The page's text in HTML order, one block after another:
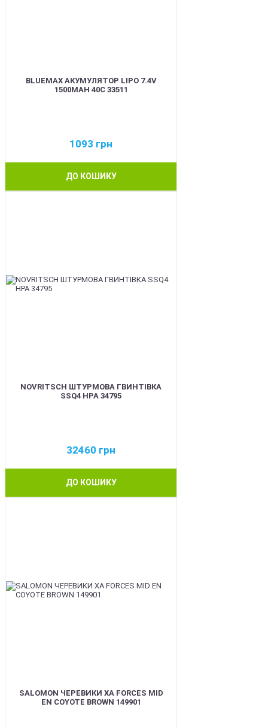
BLUEMAX АКУМУЛЯТОР LIPO 7.4V
1500MAH 40C 33511
1093 грн
ДО КОШИКУ
NOVRITSCH ШТУРМОВА ГВИНТІВКА
SSQ4 HPA 34795
32460 грн
ДО КОШИКУ
SALOMON ЧЕРЕВИКИ XA FORCES MID
EN COYOTE BROWN 149901